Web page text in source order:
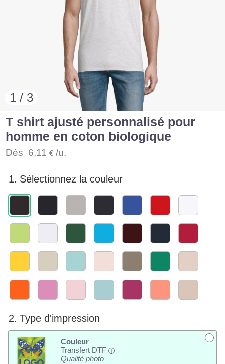
1 / 3
T shirt ajusté personnalisé pour
homme en coton biologique
Dès 6,11 € /u.
1. Sélectionnez la couleur
2. Type d'impression
Couleur
Transfert DTF
i
Qualité photo